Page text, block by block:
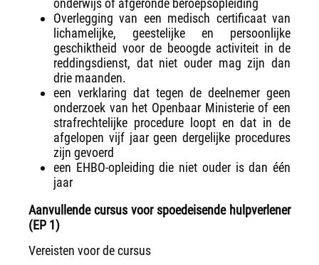
Overlegging van een medisch certificaat van
lichamelijke, geestelijke en persoonlijke
geschiktheid voor de beoogde activiteit in de
reddingsdienst, dat niet ouder mag zijn dan
drie maanden.
een verklaring dat tegen de deelnemer geen
onderzoek van het Openbaar Ministerie of een
strafrechtelijke procedure loopt en dat in de
afgelopen vijf jaar geen dergelijke procedures
zijn gevoerd
een EHBO-opleiding die niet ouder is dan één
jaar
Aanvullende cursus voor spoedeisende hulpverlener
(EP 1)
Vereisten voor de cursus